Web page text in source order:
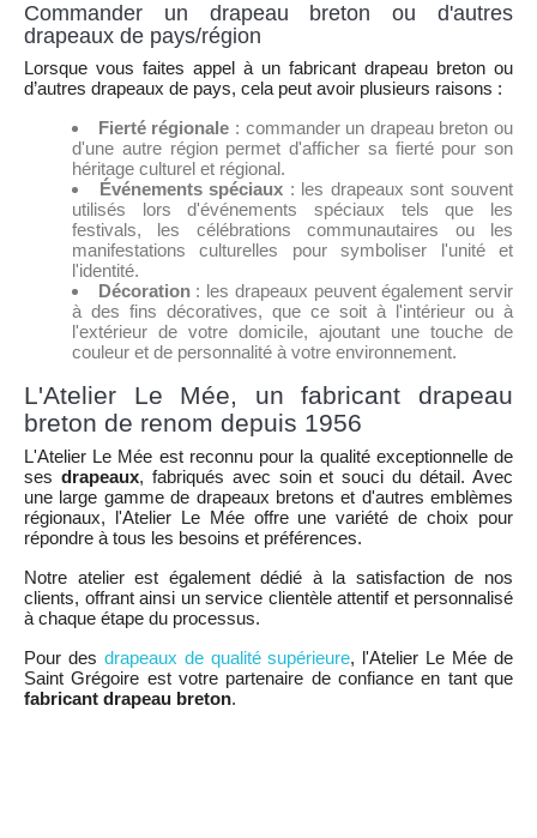
Commander un drapeau breton ou d'autres
drapeaux de pays/région
Lorsque vous faites appel à un fabricant drapeau breton ou
d’autres drapeaux de pays, cela peut avoir plusieurs raisons :
Fierté régionale : commander un drapeau breton ou
d'une autre région permet d'afficher sa fierté pour son
héritage culturel et régional.
Événements spéciaux : les drapeaux sont souvent
utilisés lors d'événements spéciaux tels que les
festivals, les célébrations communautaires ou les
manifestations culturelles pour symboliser l'unité et
l'identité.
Décoration : les drapeaux peuvent également servir
à des fins décoratives, que ce soit à l'intérieur ou à
l'extérieur de votre domicile, ajoutant une touche de
couleur et de personnalité à votre environnement.
L'Atelier Le Mée, un fabricant drapeau
breton de renom depuis 1956
L'Atelier Le Mée est reconnu pour la qualité exceptionnelle de
ses drapeaux, fabriqués avec soin et souci du détail. Avec
une large gamme de drapeaux bretons et d'autres emblèmes
régionaux, l'Atelier Le Mée offre une variété de choix pour
répondre à tous les besoins et préférences.
Notre atelier est également dédié à la satisfaction de nos
clients, offrant ainsi un service clientèle attentif et personnalisé
à chaque étape du processus.
Pour des drapeaux de qualité supérieure, l'Atelier Le Mée de
Saint Grégoire est votre partenaire de confiance en tant que
fabricant drapeau breton.